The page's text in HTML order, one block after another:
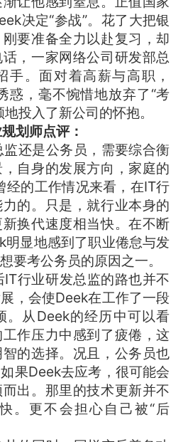
决定“参战”。花了大把银
要准备全力以赴复习，却
，一家网络公司研发部总
手。面对着高薪与高职，
惑，毫不惋惜地放弃了“考
投入了新公司的怀抱。
划师点评：
还是公务员，需要综合衡
自身的发展方向，家庭的
经的工作情况来看，在IT行
的。只是，就行业本身的
换代速度相当快。在不断
明显地感到了职业倦怠与发
要考公务员的原因之一。
行业研发总监的路也并不
，会使Deek在工作了一段
。从Deek的经历中可以看
作压力中感到了疲倦，这
的选择。况且，公务员也
果Deek去应考，很可能会
出。那里的技术更新并不
。更不会担心自己被“后